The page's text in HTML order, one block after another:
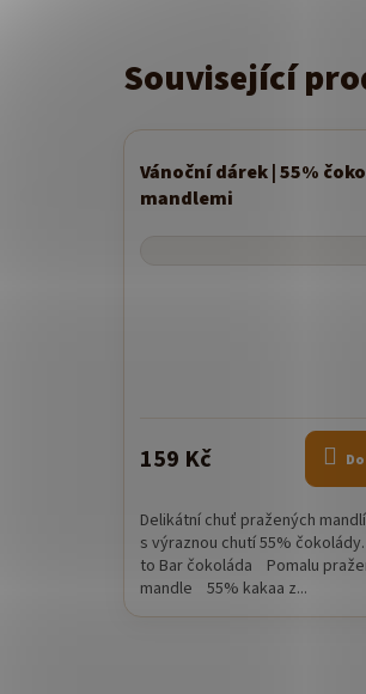
Související
Vánoční dárek | 55%
mandlemi
159 Kč
Delikátní chuť pražených
s výraznou chutí 55%
to Bar čokoláda Pomalu
mandle 55% kakaa z...